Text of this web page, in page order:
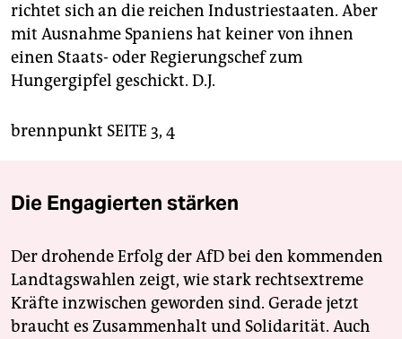
richtet sich an die reichen Industriestaaten. Aber
mit Ausnahme Spaniens hat keiner von ihnen
einen Staats- oder Regierungschef zum
Hungergipfel geschickt. D.J.
brennpunkt SEITE 3, 4
Die Engagierten stärken
Der drohende Erfolg der AfD bei den kommenden
Landtagswahlen zeigt, wie stark rechtsextreme
Kräfte inzwischen geworden sind. Gerade jetzt
braucht es Zusammenhalt und Solidarität. Auch